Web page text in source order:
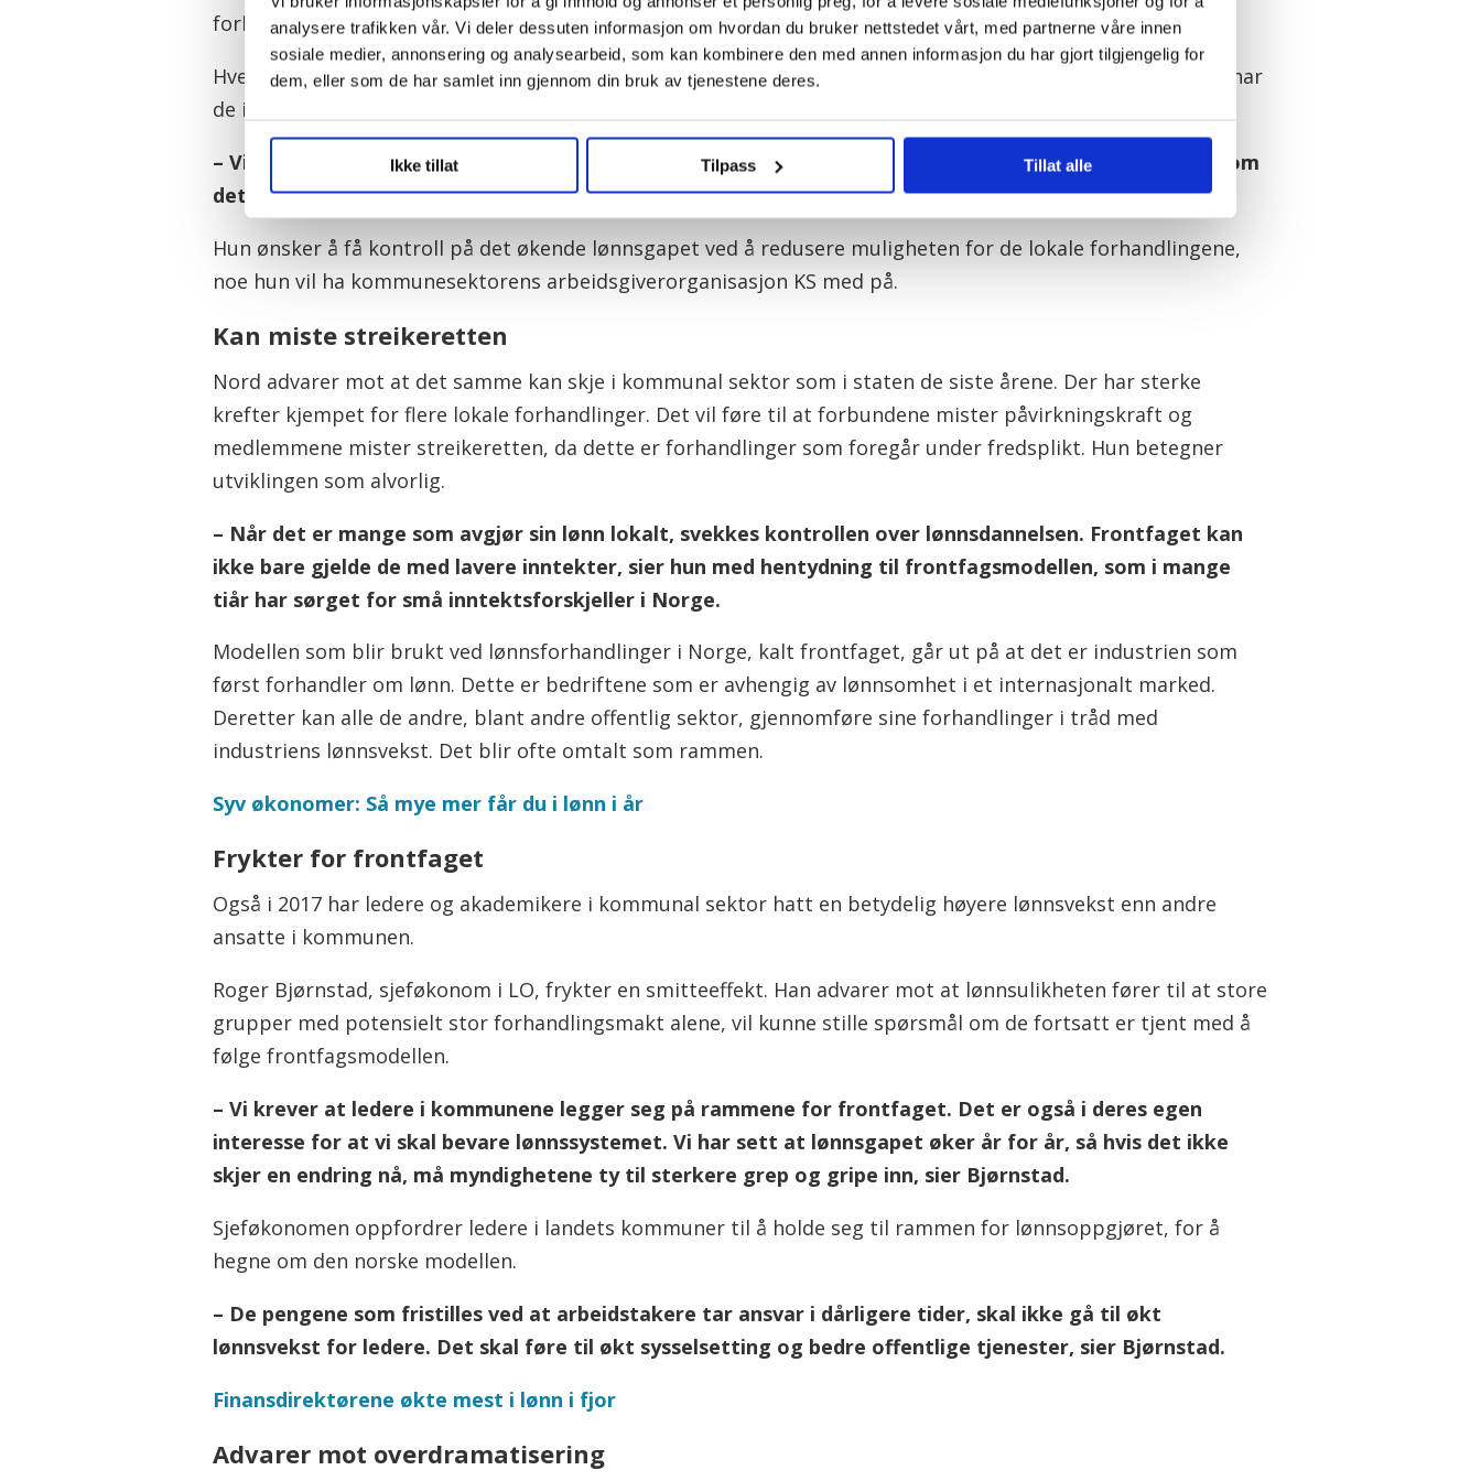
analysere trafikken vår. Vi deler dessuten informasjon om hvordan du bruker nettstedet vårt, med partnerne våre innen
sosiale medier, annonsering og analysearbeid, som kan kombinere den med annen informasjon du har gjort tilgjengelig for
dem, eller som de har samlet inn gjennom din bruk av tjenestene deres.
Ikke tillat Tilpass Tillat alle
forhandlinger kommet bedre ut med høyere lønnsvekst.
Hverken LO eller Fagforbundet har noen formell makt til å påvirke de lokale lønnsforhandlingene. Dermed har
de ikke annet å gjøre enn å be de lokale partene om å moderere seg.
– Vi må se på mekanismene som gjør dette mulig, om det er en selvforsterkende effekt over tid, eller om
det er mulig å gjøre grep som stanser utviklingen, sier Mette Nord, leder i Fagforbundet.
Hun ønsker å få kontroll på det økende lønnsgapet ved å redusere muligheten for de lokale forhandlingene,
noe hun vil ha kommunesektorens arbeidsgiverorganisasjon KS med på.
Kan miste streikeretten
Nord advarer mot at det samme kan skje i kommunal sektor som i staten de siste årene. Der har sterke
krefter kjempet for flere lokale forhandlinger. Det vil føre til at forbundene mister påvirkningskraft og
medlemmene mister streikeretten, da dette er forhandlinger som foregår under fredsplikt. Hun betegner
utviklingen som alvorlig.
– Når det er mange som avgjør sin lønn lokalt, svekkes kontrollen over lønnsdannelsen. Frontfaget kan
ikke bare gjelde de med lavere inntekter, sier hun med hentydning til frontfagsmodellen, som i mange
tiår har sørget for små inntektsforskjeller i Norge.
Modellen som blir brukt ved lønnsforhandlinger i Norge, kalt frontfaget, går ut på at det er industrien som
først forhandler om lønn. Dette er bedriftene som er avhengig av lønnsomhet i et internasjonalt marked.
Deretter kan alle de andre, blant andre offentlig sektor, gjennomføre sine forhandlinger i tråd med
industriens lønnsvekst. Det blir ofte omtalt som rammen.
Syv økonomer: Så mye mer får du i lønn i år
Frykter for frontfaget
Også i 2017 har ledere og akademikere i kommunal sektor hatt en betydelig høyere lønnsvekst enn andre
ansatte i kommunen.
Roger Bjørnstad, sjeføkonom i LO, frykter en smitteeffekt. Han advarer mot at lønnsulikheten fører til at store
grupper med potensielt stor forhandlingsmakt alene, vil kunne stille spørsmål om de fortsatt er tjent med å
følge frontfagsmodellen.
– Vi krever at ledere i kommunene legger seg på rammene for frontfaget. Det er også i deres egen
interesse for at vi skal bevare lønnssystemet. Vi har sett at lønnsgapet øker år for år, så hvis det ikke
skjer en endring nå, må myndighetene ty til sterkere grep og gripe inn, sier Bjørnstad.
Sjeføkonomen oppfordrer ledere i landets kommuner til å holde seg til rammen for lønnsoppgjøret, for å
hegne om den norske modellen.
– De pengene som fristilles ved at arbeidstakere tar ansvar i dårligere tider, skal ikke gå til økt
lønnsvekst for ledere. Det skal føre til økt sysselsetting og bedre offentlige tjenester, sier Bjørnstad.
Finansdirektørene økte mest i lønn i fjor
Advarer mot overdramatisering